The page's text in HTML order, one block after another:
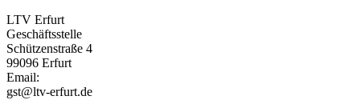
LTV Erfurt
Geschäftsstelle
Schützenstraße 4
99096 Erfurt
Email:
gst@ltv-erfurt.de